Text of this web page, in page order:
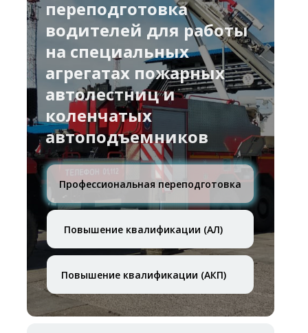
переподготовка
водителей для работы
на специальных
агрегатах пожарных
автолестниц и
коленчатых
автоподъемников
Профессиональная переподготовка
Повышение квалификации (АЛ)
Повышение квалификации (АКП)